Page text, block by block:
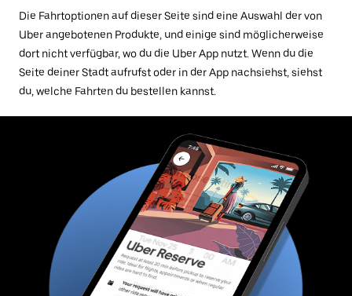
Die Fahrtoptionen auf dieser Seite sind eine Auswahl der von
Uber angebotenen Produkte, und einige sind möglicherweise
dort nicht verfügbar, wo du die Uber App nutzt. Wenn du die
Seite deiner Stadt aufrufst oder in der App nachsiehst, siehst
du, welche Fahrten du bestellen kannst.